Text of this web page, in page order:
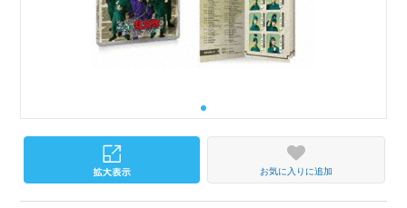
お気に入りに追加